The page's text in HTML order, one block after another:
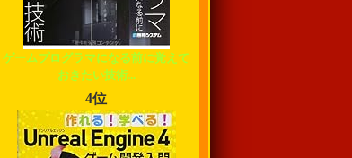
ゲームプログラマになる前に覚えて
おきたい技術...
4位